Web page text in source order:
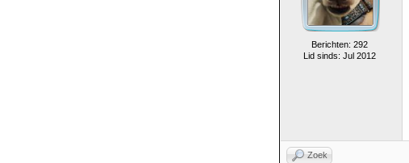
Berichten: 292
Lid sinds: Jul 2012
Zoek